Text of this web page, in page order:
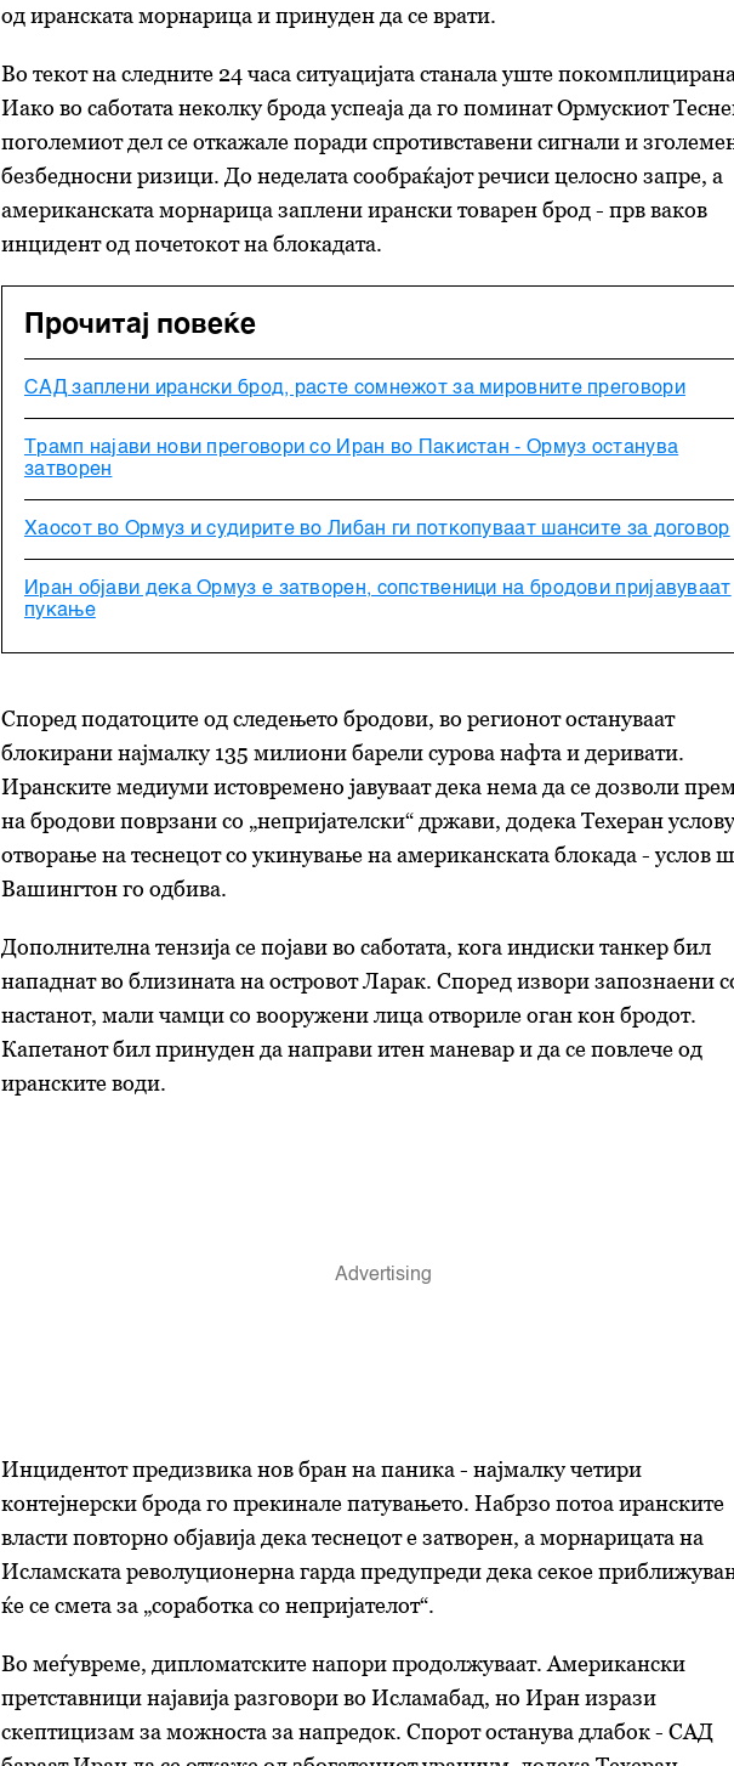
од иранската морнарица и принуден да се врати.
Во текот на следните 24 часа ситуацијата станала уште
Иако во саботата неколку брода успеаја да го поминат Ормускиот
поголемиот дел се откажале поради спротивставени сигнали и
безбедносни ризици. До неделата сообраќајот речиси целосно запре, а
американската морнарица заплени ирански товарен брод - прв ваков
инцидент од почетокот на блокадата.
Прочитај повеќе
САД заплени ирански брод, расте сомнежот за мировните преговори
Трамп најави нови преговори со Иран во Пакистан - Ормуз останува
затворен
Хаосот во Ормуз и судирите во Либан ги поткопуваат шансите за договор
Иран објави дека Ормуз е затворен, сопственици на бродови пријавуваат
пукање
Според податоците од следењето бродови, во регионот остануваат
блокирани најмалку 135 милиони барели сурова нафта и деривати.
Иранските медиуми истовремено јавуваат дека нема да се дозволи
на бродови поврзани со „непријателски“ држави, додека Техеран
отворање на теснецот со укинување на американската блокада - услов
Вашингтон го одбива.
Дополнителна тензија се појави во саботата, кога индиски танкер бил
нападнат во близината на островот Ларак. Според извори запознаени
настанот, мали чамци со вооружени лица отвориле оган кон бродот.
Капетанот бил принуден да направи итен маневар и да се повлече од
иранските води.
Инцидентот предизвика нов бран на паника - најмалку четири
контејнерски брода го прекинале патувањето. Набрзо потоа иранските
власти повторно објавија дека теснецот е затворен, а морнарицата на
Исламската револуционерна гарда предупреди дека секое
ќе се смета за „соработка со непријателот“.
Во меѓувреме, дипломатските напори продолжуваат. Американски
претставници најавија разговори во Исламабад, но Иран изрази
скептицизам за можноста за напредок. Спорот останува длабок - САД